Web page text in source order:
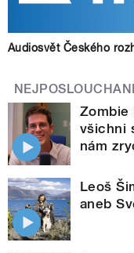
Audiosvět Českého
Zombie
všichni
nám
Leoš
aneb